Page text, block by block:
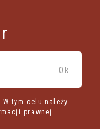
tym celu należy
prawnej.